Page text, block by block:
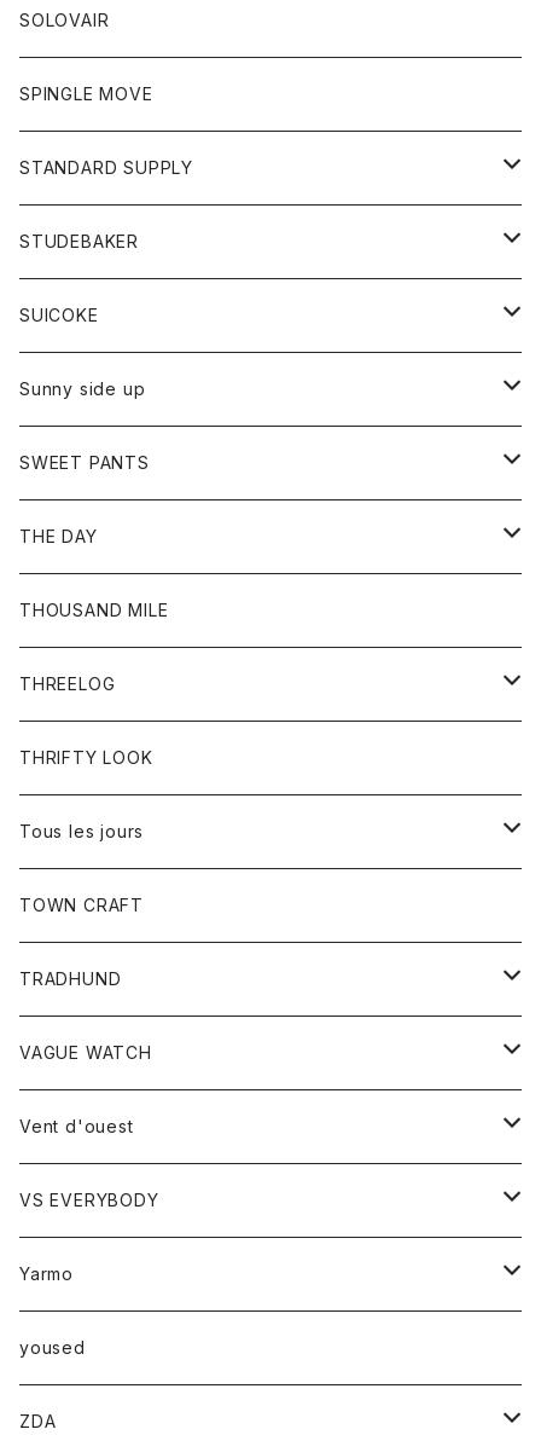
Tシャツ
トレーナー
ボトム
ショートパンツ
スカート
レディース
スカート
Tシャツ
アクセサリー
バック
コート
ネクタイ
グローブ
アクセサリー
トップス
カットソー
カーディガン
ボトム
ショートパンツ
パンツ
レディース
カットソー
カーディガン
ワンピース
コート
ジーンズ
チノパン
トップス
ポロシャツ
ベスト
靴
靴
ワンピース
トップス
カットソー
ボトム
パンツ
オーバーオール
SOLOVAIR
SPINGLE MOVE
STANDARD SUPPLY
財布
バッグ
STUDEBAKER
アクセサリー
ブレスレット
リング
SUICOKE
ブーツ
サンダル
Sunny side up
アウター
Ｇジャン
ボトム
ジーンズ
SWEET PANTS
ボトム
ショートパンツ
THE DAY
トップス
Tシャツ
THOUSAND MILE
THREELOG
トップス
Tシャツ
THRIFTY LOOK
Tous les jours
トップス
レディース
カットソー
TOWN CRAFT
TRADHUND
セーター
ベスト
VAGUE WATCH
時計
Vent d'ouest
ボトム
スカート
トップス
ベスト
VS EVERYBODY
トップス
Ｔシャツ
Yarmo
アウター
コート
小物
yoused
ZDA